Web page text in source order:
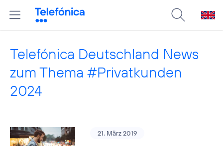
Telefónica Deutschland News
zum Thema #Privatkunden
2024
21. März 2019